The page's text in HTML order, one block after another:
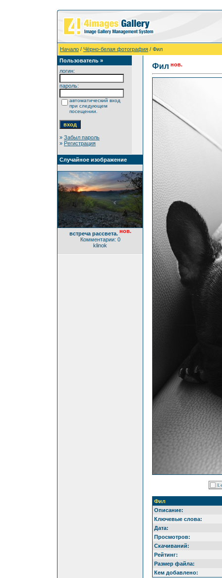
Начало / Чёрно-белая фотография / Фил
Пользователь »
логин:
пароль:
автоматический вход
при следующем
посещении.
» Забыл пароль
» Регистрация
Случайное изображение
встреча рассвета. нов.
Комментарии: 0
klinok
Фил нов.
Фил
Описание:
Ключевые слова:
Дата:
Просмотров:
Скачиваний:
Рейтинг:
Размер файла:
Кем добавлено: